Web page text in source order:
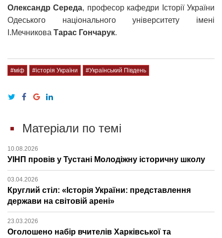
Олександр Середа, професор кафедри Історії України
Одеського національного університету імені
І.Мечникова Тарас Гончарук.
#міф #історія України #Український Південь
Матеріали по темі
10.08.2026
УІНП провів у Тустані Молодіжну історичну школу
03.04.2026
Круглий стіл: «Історія України: представлення
держави на світовій арені»
23.03.2026
Оголошено набір вчителів Харківської та